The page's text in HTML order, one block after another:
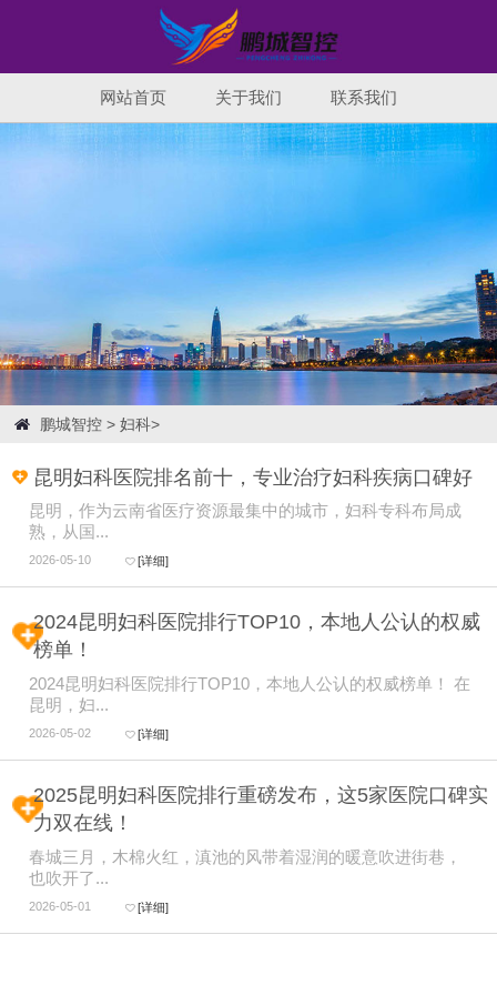
网站首页 关于我们 联系我们
鹏城智控> 妇科>
昆明妇科医院排名前十，专业治疗妇科疾病口碑好
昆明，作为云南省医疗资源最集中的城市，妇科专科布局成
熟，从国...
2026-05-10 [详细]
2024昆明妇科医院排行TOP10，本地人公认的权威
榜单！
2024昆明妇科医院排行TOP10，本地人公认的权威榜单！ 在
昆明，妇...
2026-05-02 [详细]
2025昆明妇科医院排行重磅发布，这5家医院口碑实
力双在线！
春城三月，木棉火红，滇池的风带着湿润的暖意吹进街巷，
也吹开了...
2026-05-01 [详细]